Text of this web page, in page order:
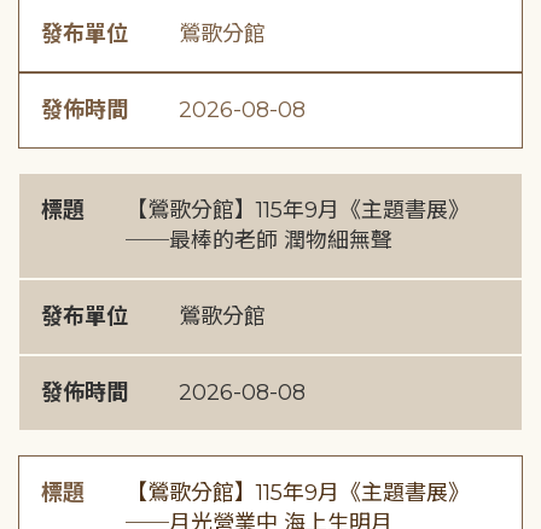
發布單位 鶯歌分館
發佈時間 2026-08-08
標題
【鶯歌分館】115年9月《主題書展》
──最棒的老師 潤物細無聲
發布單位 鶯歌分館
發佈時間 2026-08-08
標題
【鶯歌分館】115年9月《主題書展》
──月光營業中 海上生明月